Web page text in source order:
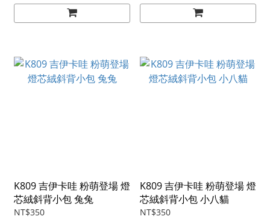
K809 吉伊卡哇 粉萌登場 燈
芯絨斜背小包 兔兔
NT$350
K809 吉伊卡哇 粉萌登場 燈
芯絨斜背小包 小八貓
NT$350